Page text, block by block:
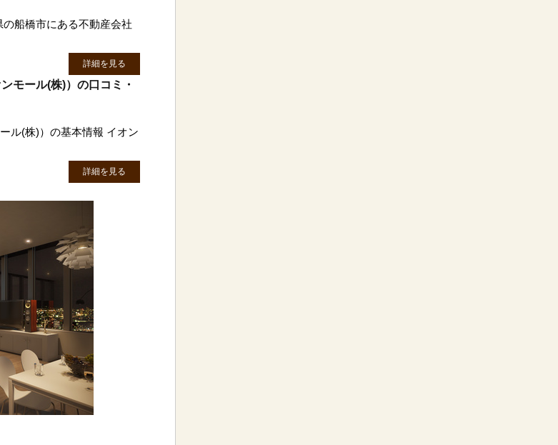
船橋市にある不動産会社
詳細を見る
モール(株)）の口コミ・
ル(株)）の基本情報 イオン
詳細を見る